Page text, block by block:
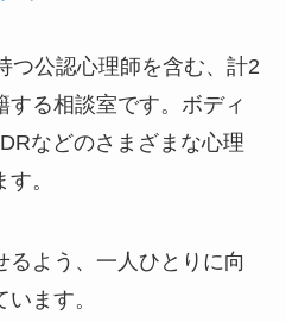
つ公認心理師を含む、計2
る相談室です。ボディ
などのさまざまな心理
。
よう、一人ひとりに向
ます。